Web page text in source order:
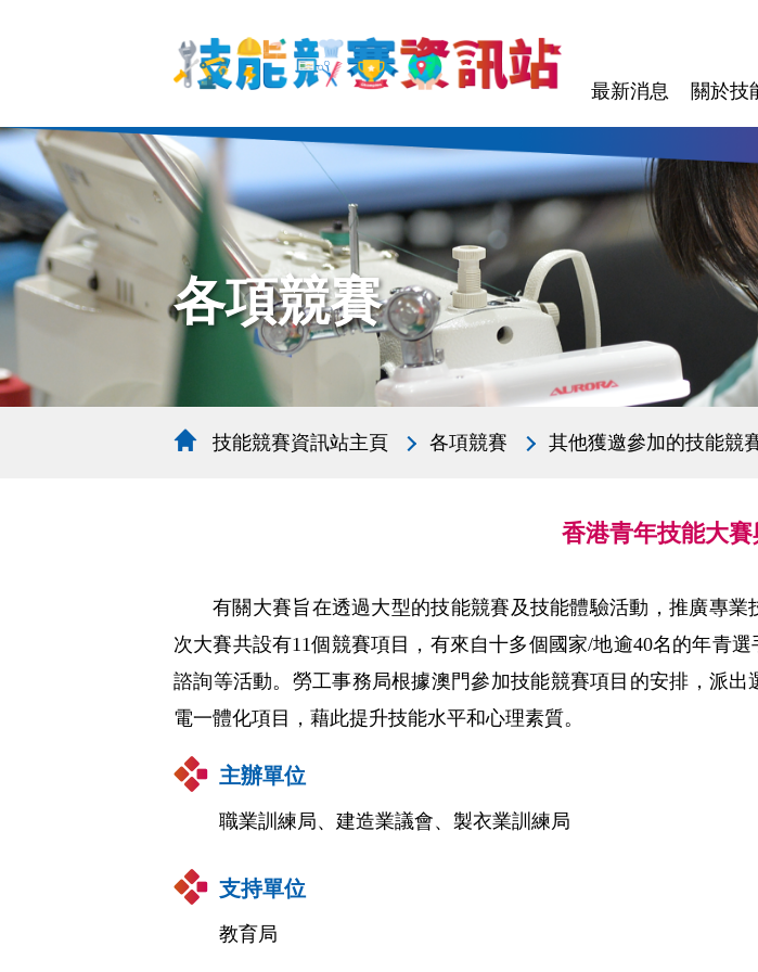
最新消息 關於技
各項競賽
技能競賽資訊站主頁 各項競賽 其他獲邀參加的技能競
香港青年技能大賽
有關大賽旨在透過大型的技能競賽及技能體驗活動，推廣專
次大賽共設有11個競賽項目，有來自十多個國家/地逾40名的年青
諮詢等活動。勞工事務局根據澳門參加技能競賽項目的安排，派
電一體化項目，藉此提升技能水平和心理素質。
主辦單位
職業訓練局、建造業議會、製衣業訓練局
支持單位
教育局